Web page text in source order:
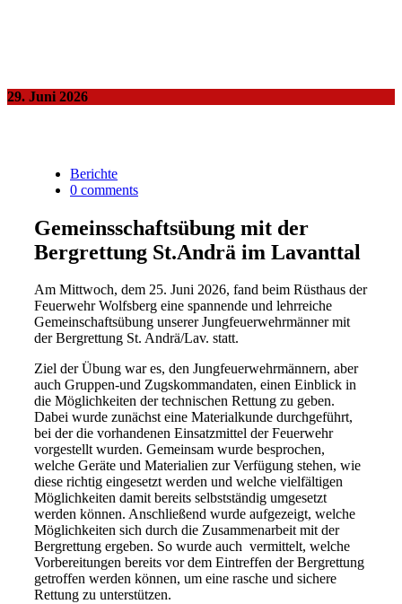
29. Juni 2026
Berichte
0 comments
Gemeinsschaftsübung mit der
Bergrettung St.Andrä im Lavanttal
Am Mittwoch, dem 25. Juni 2026, fand beim Rüsthaus der
Feuerwehr Wolfsberg eine spannende und lehrreiche
Gemeinschaftsübung unserer Jungfeuerwehrmänner mit
der Bergrettung St. Andrä/Lav. statt.
Ziel der Übung war es, den Jungfeuerwehrmännern, aber
auch Gruppen-und Zugskommandaten, einen Einblick in
die Möglichkeiten der technischen Rettung zu geben.
Dabei wurde zunächst eine Materialkunde durchgeführt,
bei der die vorhandenen Einsatzmittel der Feuerwehr
vorgestellt wurden. Gemeinsam wurde besprochen,
welche Geräte und Materialien zur Verfügung stehen, wie
diese richtig eingesetzt werden und welche vielfältigen
Möglichkeiten damit bereits selbstständig umgesetzt
werden können. Anschließend wurde aufgezeigt, welche
Möglichkeiten sich durch die Zusammenarbeit mit der
Bergrettung ergeben. So wurde auch vermittelt, welche
Vorbereitungen bereits vor dem Eintreffen der Bergrettung
getroffen werden können, um eine rasche und sichere
Rettung zu unterstützen.